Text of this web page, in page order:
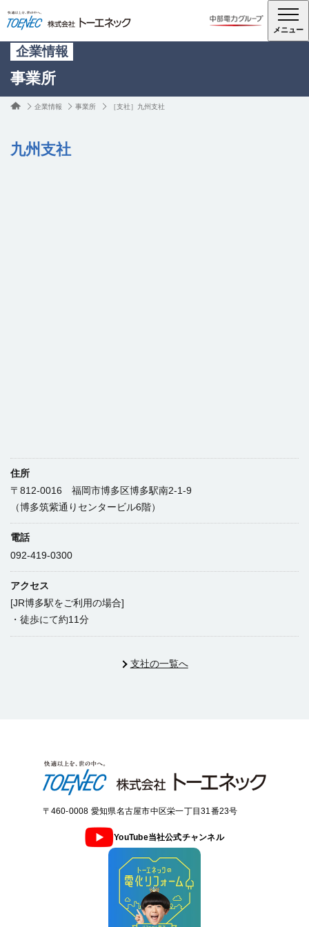
メニュー
企業情報
事業所
企業情報 事業所 ［支社］九州支社
九州支社
住所
〒812-0016 福岡市博多区博多駅南2-1-9
（博多筑紫通りセンタービル6階）
電話
092-419-0300
アクセス
[JR博多駅をご利用の場合]
・徒歩にて約11分
支社の一覧へ
〒460-0008 愛知県名古屋市中区栄一丁目31番23号
YouTube当社公式チャンネル